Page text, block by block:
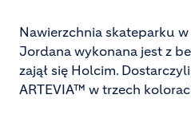
Nawierzchnia skateparku
Jordana wykonana jest z
zajął się Holcim.
ARTEVIA™ w trzech